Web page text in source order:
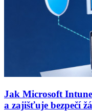
Jak Microsoft Intune
a zajišťuje bezpečí